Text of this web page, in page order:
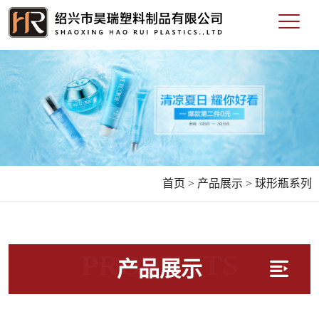
首页 > 产品展示 > 球形瓶系列
产品展示
PRODUCTS